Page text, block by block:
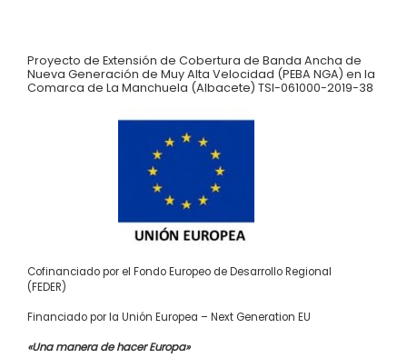
Proyecto de Extensión de Cobertura de Banda Ancha de
Nueva Generación de Muy Alta Velocidad (PEBA NGA) en la
Comarca de La Manchuela (Albacete) TSI-061000-2019-38
Cofinanciado por el Fondo Europeo de Desarrollo Regional
(FEDER)
Financiado por la Unión Europea – Next Generation EU
«Una manera de hacer Europa»